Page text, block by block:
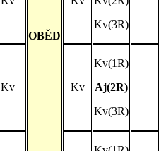
OBĚD
Kv(3R)
Kv Kv
Kv(1R)
Aj(2R)
Kv(3R)